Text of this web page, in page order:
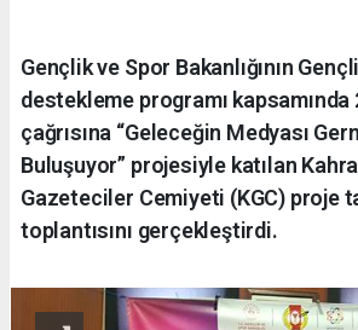
Gençlik ve Spor Bakanlığının
destekleme programı kapsamında
çağrısına “Geleceğin Medyası
Buluşuyor” projesiyle katılan
Gazeteciler Cemiyeti (KGC) proje
toplantısını gerçekleştirdi.